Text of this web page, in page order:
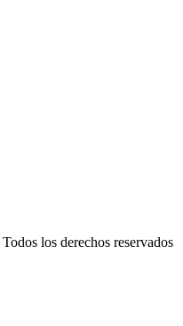
los derechos reservados